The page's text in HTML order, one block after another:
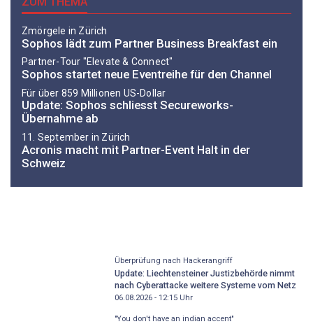
Zmörgele in Zürich
Sophos lädt zum Partner Business Breakfast ein
Partner-Tour "Elevate & Connect"
Sophos startet neue Eventreihe für den Channel
Für über 859 Millionen US-Dollar
Update: Sophos schliesst Secureworks-
Übernahme ab
11. September in Zürich
Acronis macht mit Partner-Event Halt in der
Schweiz
Überprüfung nach Hackerangriff
Update: Liechtensteiner Justizbehörde nimmt
nach Cyberattacke weitere Systeme vom Netz
06.08.2026 - 12:15Uhr
"You don't have an indian accent"